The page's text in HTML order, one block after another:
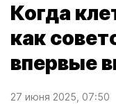
Когда
как
впервые
27 июня 2025, 07:50